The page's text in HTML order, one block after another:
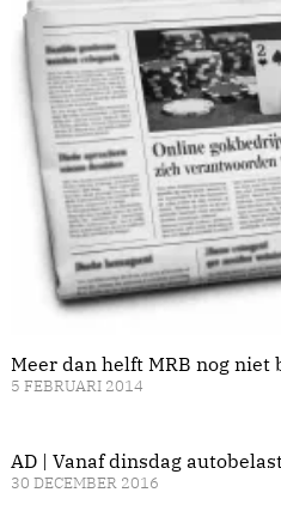
Meer dan helft MRB nog niet
5 FEBRUARI 2014
AD | Vanaf dinsdag
30 DECEMBER 2016